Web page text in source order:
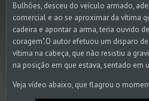
Bulhões, desceu do veículo armado,
comercial e ao se aproximar da vítima
cadeira e apontar a arma, teria ouvido
coragem".O autor efetuou um disparo
vítima na cabeça, que não resistiu a
na posição em que estava, sentado em
Veja vídeo abaixo, que flagrou o